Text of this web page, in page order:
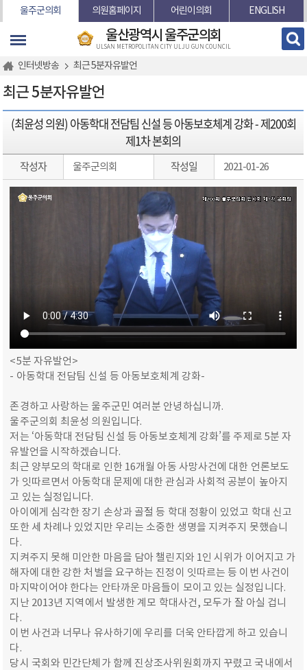
본문바로가기
울주군의회 의원홈페이지 어린이의회 ENGLISH
울산광역시 울주군의회
ULSAN METROPOLITAN CITY ULJU GUN COUNCIL
인터넷방송 최근 5분자유발언
최근 5분자유발언
(최윤성 의원) 아동학대 전담팀 신설 등 아동보호체계 강화 - 제200회
제1차 본회의
작성자 울주군의회 작성일 2021-01-26
<5분 자유발언>
- 아동학대 전담팀 신설 등 아동보호체계 강화-
존경하고 사랑하는 울주군민 여러분 안녕하십니까.
울주군의회 최윤성 의원입니다.
저는 ‘아동학대 전담팀 신설 등 아동보호체계 강화’를 주제로 5분 자
유발언을 시작하겠습니다.
최근 양부모의 학대로 인한 16개월 아동 사망사건에 대한 언론보도
가 잇따르면서 아동학대 문제에 대한 관심과 사회적 공분이 높아지
고 있는 실정입니다.
아이에게 심각한 장기 손상과 골절 등 학대 정황이 있었고 학대 신고
또한 세 차례나 있었지만 우리는 소중한 생명을 지켜주지 못했습니
다.
지켜주지 못해 미안한 마음을 담아 챌린지와 1인 시위가 이어지고 가
해자에 대한 강한 처벌을 요구하는 진정이 잇따르는 등 이번 사건이
마지막이어야 한다는 안타까운 마음들이 모이고 있는 실정입니다.
지난 2013년 지역에서 발생한 계모 학대사건, 모두가 잘 아실 겁니
다.
이번 사건과 너무나 유사하기에 우리를 더욱 안타깝게 하고 있습니
다.
당시 국회와 민간단체가 함께 진상조사위원회까지 꾸렸고 국내에서